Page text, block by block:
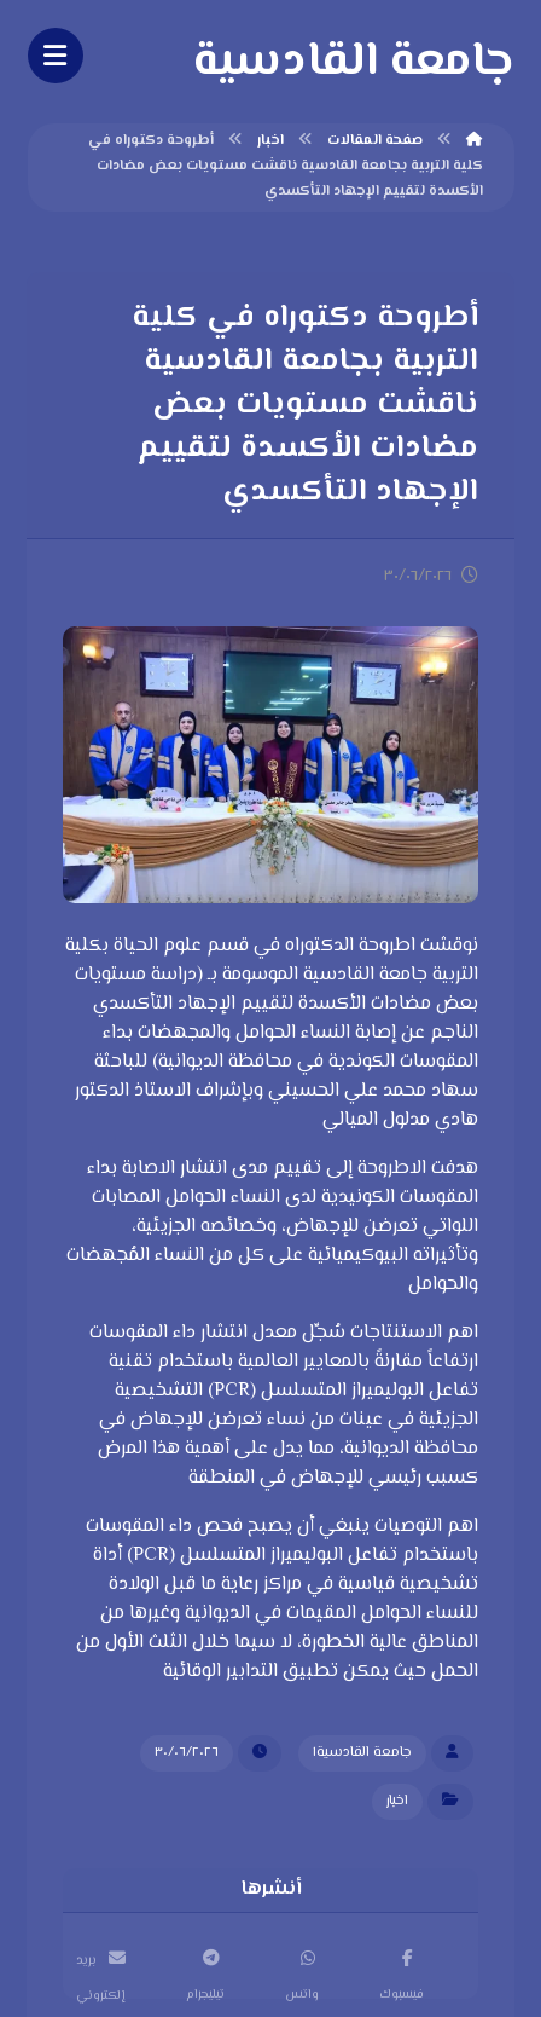
جامعة القادسية
صفحة المقالات اخبار
أطروحة دكتوراه في
كلية التربية بجامعة القادسية ناقشت مستويات بعض مضادات
الأكسدة لتقييم الإجهاد التأكسدي
أطروحة دكتوراه في كلية
التربية بجامعة القادسية
ناقشت مستويات بعض
مضادات الأكسدة لتقييم
الإجهاد التأكسدي
٣٠/٠٦/٢٠٢٦
نوقشت اطروحة الدكتوراه في قسم علوم الحياة بكلية
التربية جامعة القادسية الموسومة بـ (دراسة مستويات
بعض مضادات الأكسدة لتقييم الإجهاد التأكسدي
الناجم عن إصابة النساء الحوامل والمجهضات بداء
المقوسات الكوندية في محافظة الديوانية) للباحثة
سهاد محمد علي الحسيني وبإشراف الاستاذ الدكتور
هادي مدلول الميالي
هدفت الاطروحة إلى تقييم مدى انتشار الاصابة بداء
المقوسات الكونيدية لدى النساء الحوامل المصابات
اللواتي تعرضن للإجهاض، وخصائصه الجزيئية،
وتأثيراته البيوكيميائية على كل من النساء المُجهضات
والحوامل
اهم الاستنتاجات سُجِّل معدل انتشار داء المقوسات
ارتفاعاً مقارنةً بالمعايير العالمية باستخدام تقنية
تفاعل البوليميراز المتسلسل (PCR) التشخيصية
الجزيئية في عينات من نساء تعرضن للإجهاض في
محافظة الديوانية، مما يدل على أهمية هذا المرض
كسبب رئيسي للإجهاض في المنطقة
اهم التوصيات ينبغي أن يصبح فحص داء المقوسات
باستخدام تفاعل البوليميراز المتسلسل (PCR) أداة
تشخيصية قياسية في مراكز رعاية ما قبل الولادة
للنساء الحوامل المقيمات في الديوانية وغيرها من
المناطق عالية الخطورة، لا سيما خلال الثلث الأول من
الحمل حيث يمكن تطبيق التدابير الوقائية
جامعة القادسية١ ٣٠/٠٦/٢٠٢٦
اخبار
فيسبوك
واتس
تيليجرام
بريد
إلكتروني